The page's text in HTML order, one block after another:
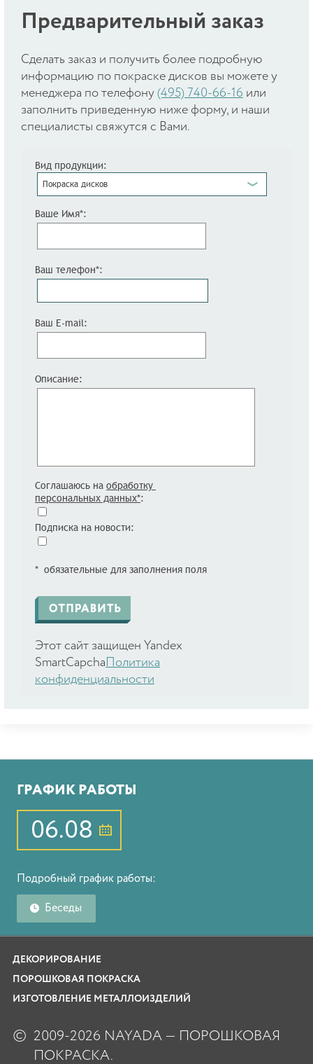
Предварительный заказ
Cделать заказ и получить более подробную
информацию по покраске дисков вы можете у
менеджера по телефону (495) 740-66-16 или
заполнить приведенную ниже форму, и наши
специалисты свяжутся с Вами.
Вид продукции:
Покраска дисков
Ваше Имя*:
Ваш телефон*:
Ваш E-mail:
Описание:
Соглашаюсь на обработку
персональных данных*:
Подписка на новости:
* обязательные для заполнения поля
Этот сайт защищен Yandex
SmartCapcha Политика
конфиденциальности
ГРАФИК РАБОТЫ
06.08
Подробный график работы:
Беседы
ДЕКОРИРОВАНИЕ
ПОРОШКОВАЯ ПОКРАСКА
ИЗГОТОВЛЕНИЕ МЕТАЛЛОИЗДЕЛИЙ
© 2009-2026 NAYADA — ПОРОШКОВАЯ
ПОКРАСКА.